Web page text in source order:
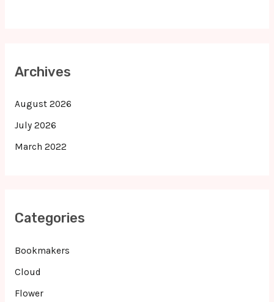
Archives
August 2026
July 2026
March 2022
Categories
Bookmakers
Cloud
Flower